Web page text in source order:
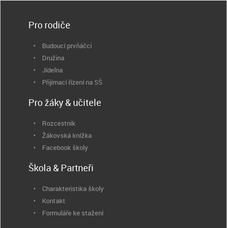
Pro rodiče
Budoucí prvňáčci
Družina
Jídelna
Přijímací řízení na SŠ
Pro žáky & učitele
Rozcestník
Žákovská knížka
Facebook školy
Škola & Partneři
Charakteristika školy
Kontakt
Formuláře ke stažení